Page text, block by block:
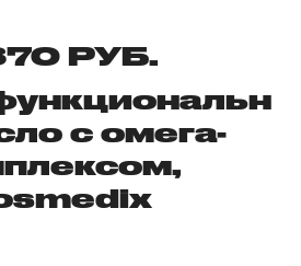
РУБ.
с омега-